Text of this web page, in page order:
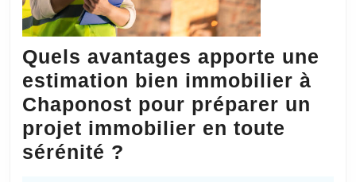
Quels avantages apporte une
estimation bien immobilier à
Chaponost pour préparer un
projet immobilier en toute
sérénité ?